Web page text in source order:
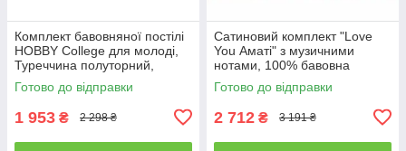
Комплект бавовняної постілі
HOBBY College для молоді,
Туреччина полуторний,
червоний
Готово до відправки
1 953 ₴ 2 298 ₴
Сатиновий комплект "Love
You Аматі" з музичними
нотами, 100% бавовна
полуторний
Готово до відправки
2 712 ₴ 3 191 ₴